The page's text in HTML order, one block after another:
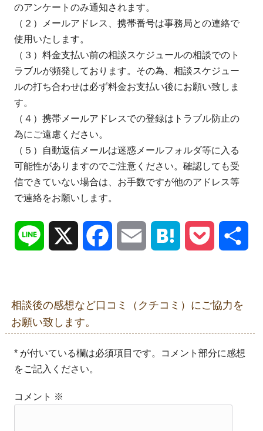
のアンケートのみ通知されます。
（２）メールアドレス、携帯番号は事務局との連絡で
使用いたします。
（３）料金支払い前の相談スケジュールの相談でのト
ラブルが頻発しております。その為、相談スケジュー
ルの打ち合わせは必ず料金お支払い後にお願い致しま
す。
（４）携帯メールアドレスでの登録はトラブル防止の
為にご遠慮ください。
（５）自動返信メールは迷惑メールフォルダ等に入る
可能性がありますのでご注意ください。確認しても受
信できていない場合は、お手数ですが他のアドレス等
で連絡をお願いします。
Line Facebook Email Hatena Pocket
相談後の感想など口コミ（クチコミ）にご協力を
お願い致します。
* が付いている欄は必須項目です。コメント部分に感想
をご記入ください。
コメント ※